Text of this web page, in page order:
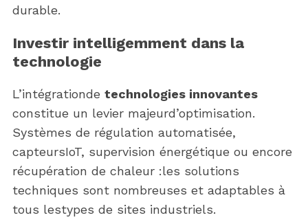
durable.
Investir intelligemment dans la
technologie
L’intégrationde technologies innovantes
constitue un levier majeurd’optimisation.
Systèmes de régulation automatisée,
capteursIoT, supervision énergétique ou encore
récupération de chaleur :les solutions
techniques sont nombreuses et adaptables à
tous lestypes de sites industriels.
S
a
r
c
f
o
r